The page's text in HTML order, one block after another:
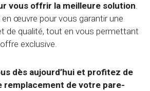
vous offrir la meilleure solution.
œuvre pour vous garantir une
de qualité, tout en vous permettant
exclusive.
dès aujourd’hui et profitez de
de votre pare-